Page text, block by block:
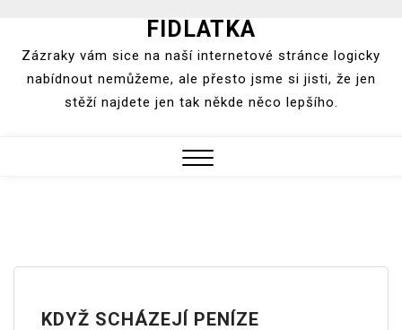
content
FIDLATKA
Zázraky vám sice na naší internetové stránce logicky
nabídnout nemůžeme, ale přesto jsme si jisti, že jen
stěží najdete jen tak někde něco lepšího.
KDYŽ SCHÁZEJÍ PENÍZE